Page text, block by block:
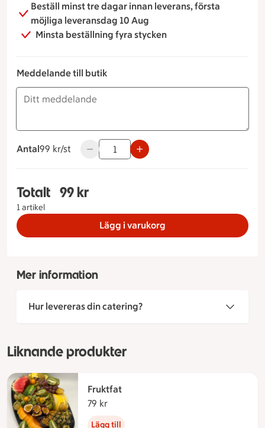
Beställ minst tre dagar innan leverans, första
möjliga leveransdag 10 Aug
Minsta beställning fyra stycken
Meddelande till butik
Antal
99 kronor styck
99 kr/st Använd knapparna för att minska eller
Totalt
1 artikel
Totalt 1 stycken Charkbricka, 99 kronor
99 kr
Lägg i varukorg
Mer information
Hur levereras din catering?
Liknande produkter
Fruktfat
79 kr
Lägg till